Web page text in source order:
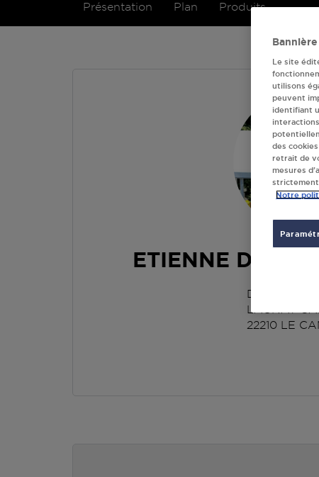
Présentation Plan Produits
ETIENNE
LAUNAY
22210 LE
Le site
utilisons
peuvent
identifiant
des
retrait de
mesures
strictement
Notre